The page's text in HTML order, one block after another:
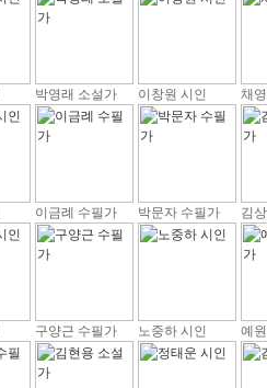
박영래 소설가 이창원 시인 채
이금례 수필가 박문자 수필가 김
구양근 수필가 노중하 시인 예